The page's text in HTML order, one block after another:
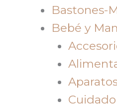
Bastones-
Bebé y